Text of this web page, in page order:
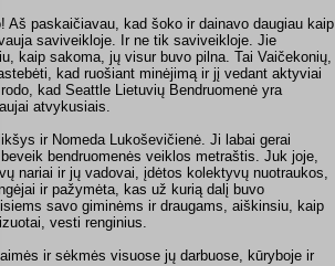
Aš paskaičiavau, kad šoko ir dainavo daugiau kaip
saviveikloje. Ir ne tik saviveikloje. Jie
kaip sakoma, jų visur buvo pilna. Tai Vaičekonių,
kad ruošiant minėjimą ir jį vedant aktyviai
kad Seattle Lietuvių Bendruomenė yra
atvykusiais.
ir Nomeda Lukoševičienė. Ji labai gerai
bendruomenės veiklos metraštis. Juk joje,
nariai ir jų vadovai, įdėtos kolektyvų nuotraukos,
ir pažymėta, kas už kurią dalį buvo
savo giminėms ir draugams, aiškinsiu, kaip
vesti renginius.
ir sėkmės visuose jų darbuose, kūryboje ir